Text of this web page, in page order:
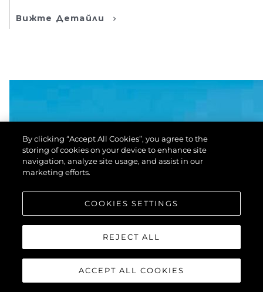
Вижте Детайли
By clicking “Accept All Cookies”, you agree to the
storing of cookies on your device to enhance site
navigation, analyze site usage, and assist in our
marketing efforts.
COOKIES SETTINGS
REJECT ALL
ACCEPT ALL COOKIES